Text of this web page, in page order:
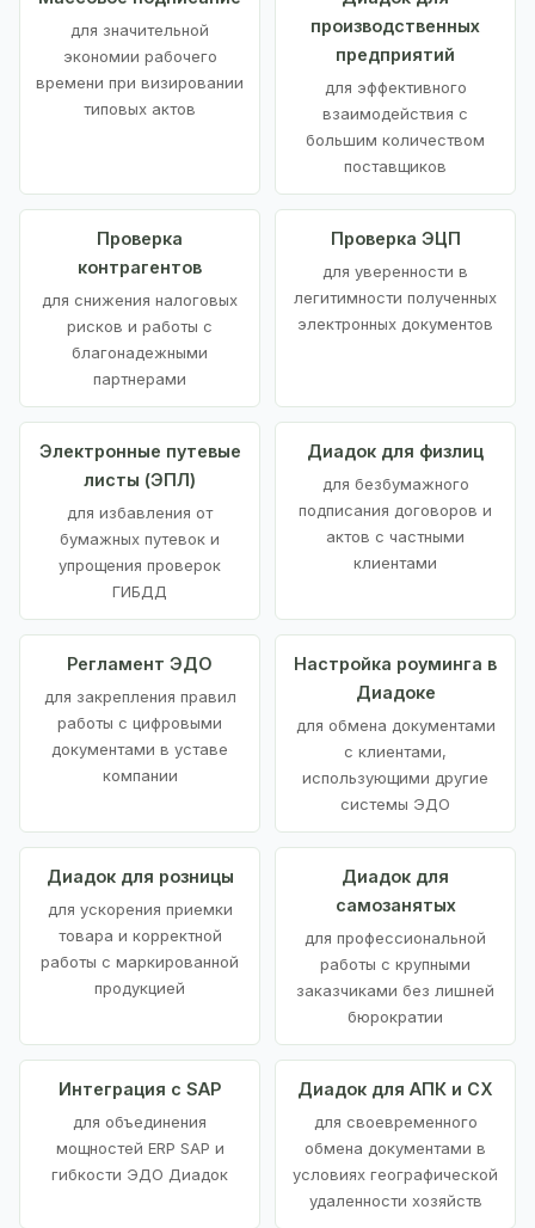
для значительной
экономии рабочего
времени при визировании
типовых актов
производственных
предприятий
для эффективного
взаимодействия с
большим количеством
поставщиков
Проверка
контрагентов
для снижения налоговых
рисков и работы с
благонадежными
партнерами
Проверка ЭЦП
для уверенности в
легитимности полученных
электронных документов
Электронные путевые
листы (ЭПЛ)
для избавления от
бумажных путевок и
упрощения проверок
ГИБДД
Диадок для физлиц
для безбумажного
подписания договоров и
актов с частными
клиентами
Регламент ЭДО
для закрепления правил
работы с цифровыми
документами в уставе
компании
Настройка роуминга в
Диадоке
для обмена документами
с клиентами,
использующими другие
системы ЭДО
Диадок для розницы
для ускорения приемки
товара и корректной
работы с маркированной
продукцией
Диадок для
самозанятых
для профессиональной
работы с крупными
заказчиками без лишней
бюрократии
Интеграция с SAP
для объединения
мощностей ERP SAP и
гибкости ЭДО Диадок
Диадок для АПК и СХ
для своевременного
обмена документами в
условиях географической
удаленности хозяйств